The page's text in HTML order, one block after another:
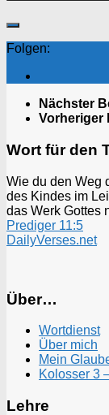
Folgen:
Nächster
Vorheriger
Wort für den
Wie du den Weg
des Kindes im
das Werk Gottes
Prediger 11:5
DailyVerses.net
Über…
Wortdienst
Über mich
Mein
Kolosser 3
Lehre